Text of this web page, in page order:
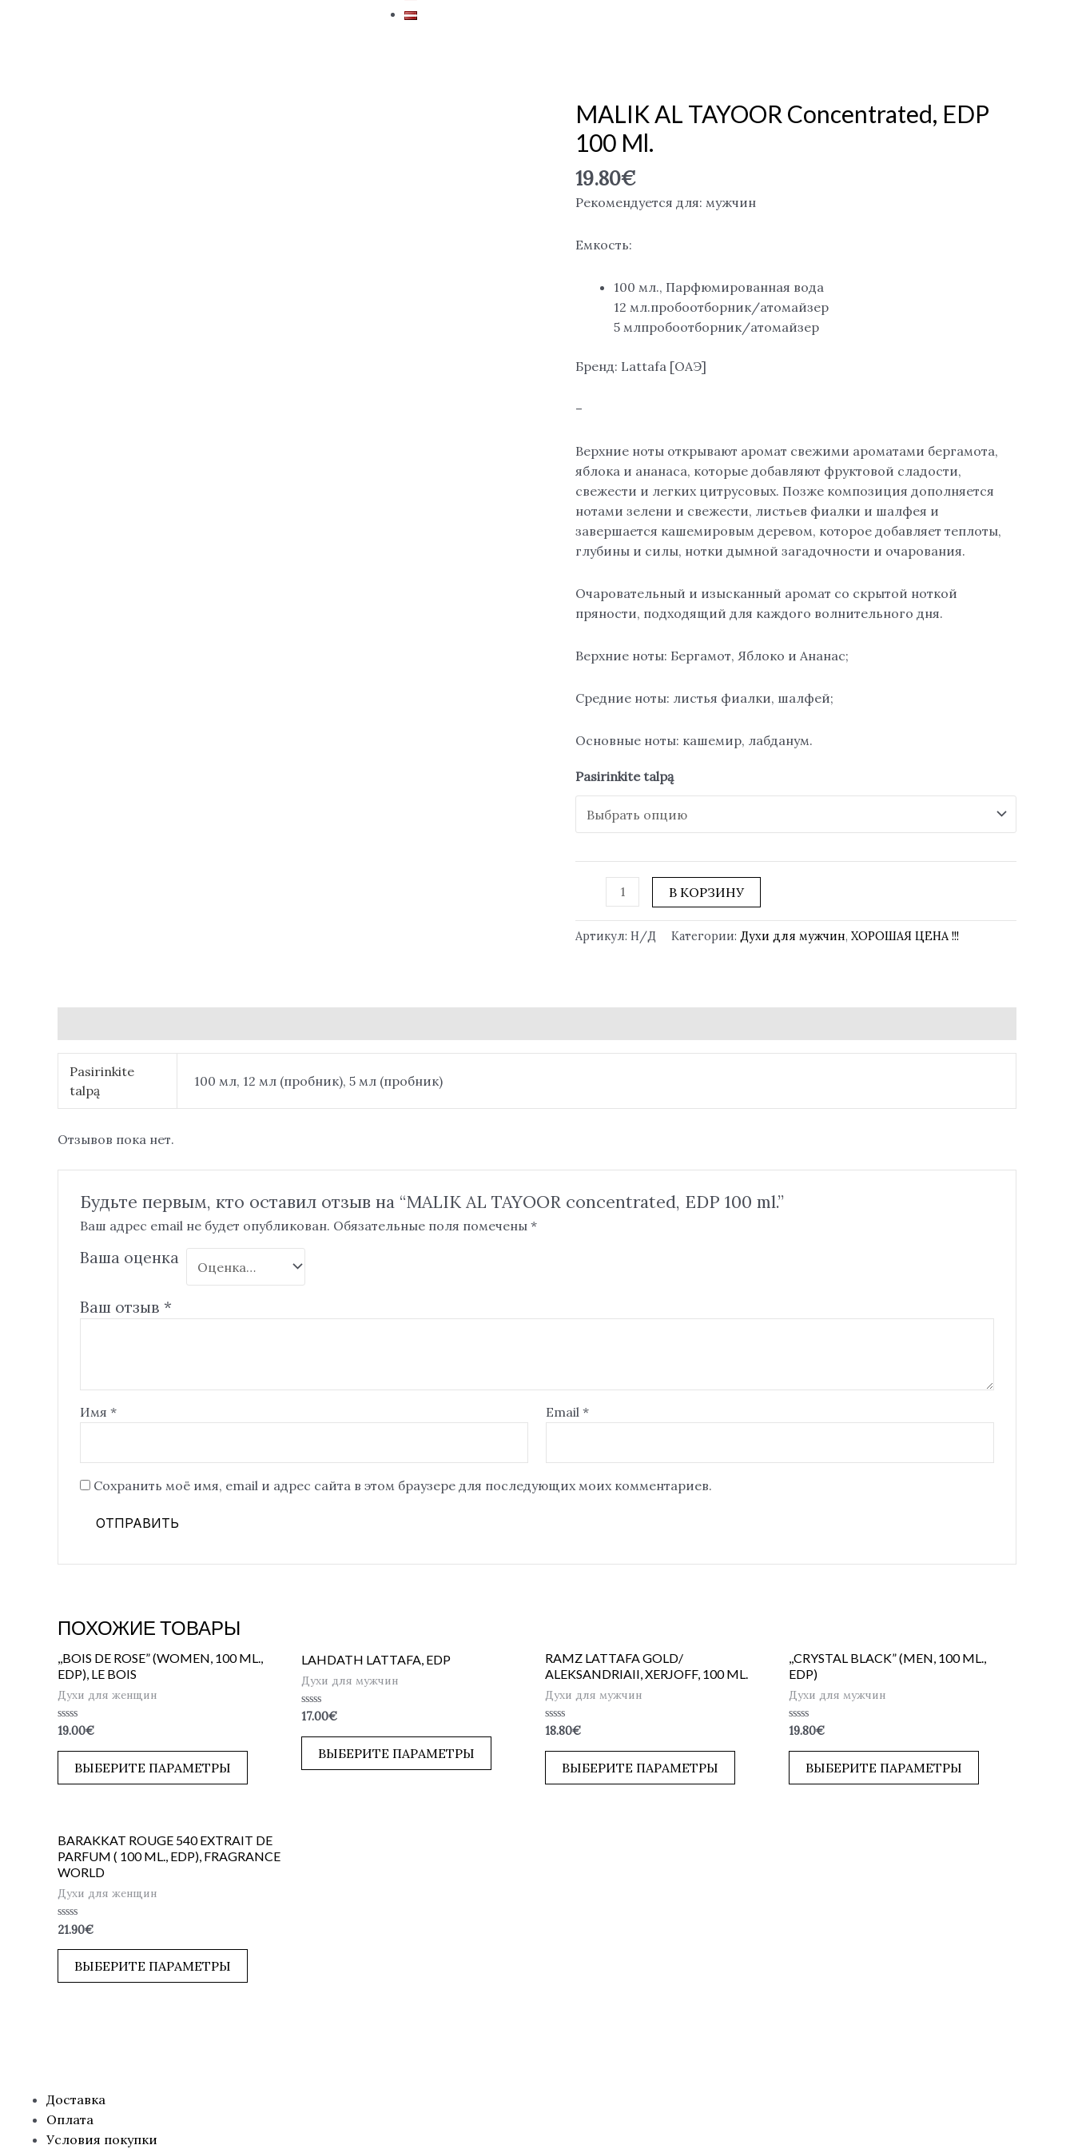
MALIK AL TAYOOR Concentrated, EDP
100 Ml.
19.80€
Рекомендуется для: мужчин
Емкость:
100 мл., Парфюмированная вода
12 мл.пробоотборник/атомайзер
5 млпробоотборник/атомайзер
Бренд: Lattafa [ОАЭ]
–
Верхние ноты открывают аромат свежими ароматами бергамота,
яблока и ананаса, которые добавляют фруктовой сладости,
свежести и легких цитрусовых. Позже композиция дополняется
нотами зелени и свежести, листьев фиалки и шалфея и
завершается кашемировым деревом, которое добавляет теплоты,
глубины и силы, нотки дымной загадочности и очарования.
Очаровательный и изысканный аромат со скрытой ноткой
пряности, подходящий для каждого волнительного дня.
Верхние ноты: Бергамот, Яблоко и Ананас;
Средние ноты: листья фиалки, шалфей;
Основные ноты: кашемир, лабданум.
Pasirinkite talpą
Количество
товара
MALIK
AL
TAYOOR
concentrated,
100
В КОРЗИНУ
Артикул: Н/Д Категории: Духи для мужчин, ХОРОШАЯ ЦЕНА !!!
Pasirinkite
talpą
100 мл, 12 мл (пробник), 5 мл (пробник)
Отзывов пока нет.
Будьте первым, кто оставил отзыв на “MALIK AL TAYOOR concentrated, EDP 100 ml.”
Ваш адрес email не будет опубликован. Обязательные поля помечены *
Ваша оценка
Ваш отзыв *
Имя * Email*
Сохранить моё имя, email и адрес сайта в этом браузере для последующих моих комментариев.
ПОХОЖИЕ ТОВАРЫ
,,BOIS DE ROSE” (WOMEN, 100 ML.,
EDP), LE BOIS
Духи для женщин
Оценка
из
19.00€
ВЫБЕРИТЕ ПАРАМЕТРЫ
LAHDATH LATTAFA, EDP
Духи для мужчин
Оценка
из
17.00€
ВЫБЕРИТЕ ПАРАМЕТРЫ
RAMZ LATTAFA GOLD/
ALEKSANDRIAII, XERJOFF, 100 ML.
Духи для мужчин
Оценка
из
18.80€
ВЫБЕРИТЕ ПАРАМЕТРЫ
,,CRYSTAL BLACK” (MEN, 100 ML.,
EDP)
Духи для мужчин
Оценка
из
19.80€
ВЫБЕРИТЕ ПАРАМЕТРЫ
BARAKKAT ROUGE 540 EXTRAIT DE
PARFUM ( 100 ML., EDP), FRAGRANCE
WORLD
Духи для женщин
Оценка
0
из
21.90€
ВЫБЕРИТЕ ПАРАМЕТРЫ
Доставка
Оплата
Условия покупки